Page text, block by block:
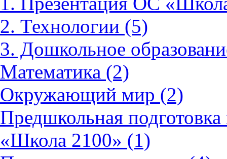
2. Технологии (5)
3. Дошкольное
Математика (2)
Окружающий мир (2)
Предшкольная
«Школа 2100» (1)